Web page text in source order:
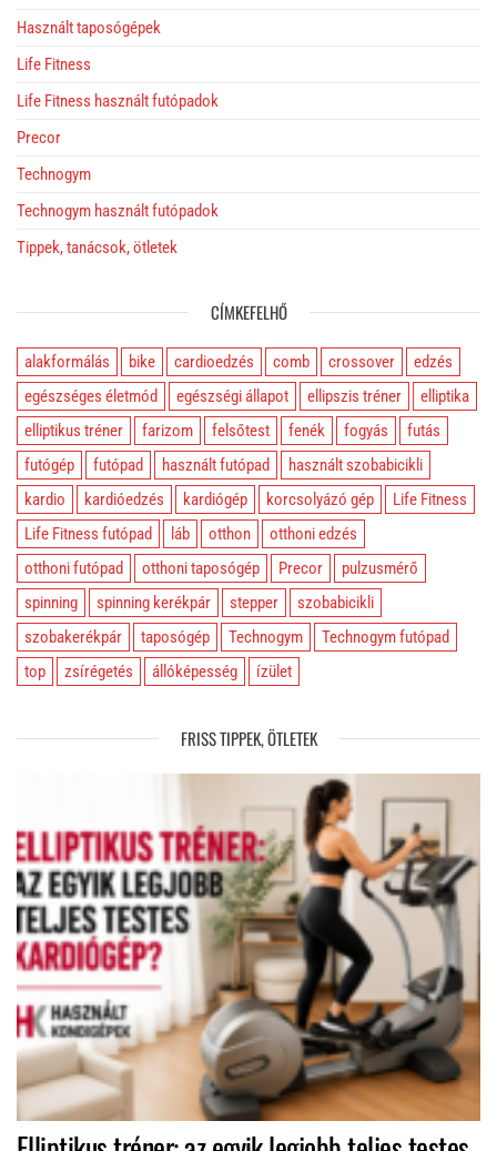
Használt taposógépek
Life Fitness
Life Fitness használt futópadok
Precor
Technogym
Technogym használt futópadok
Tippek, tanácsok, ötletek
CÍMKEFELHŐ
alakformálás bike cardioedzés comb crossover
edzés
egészséges életmód
egészségi állapot ellipszis tréner
elliptika
elliptikus tréner
farizom felsőtest fenék fogyás
futás
futógép
futópad használt futópad
használt szobabicikli
kardio
kardióedzés kardiógép korcsolyázó gép
Life Fitness
Life Fitness futópad
láb otthon
otthoni edzés
otthoni futópad
otthoni taposógép Precor
pulzusmérő
spinning
spinning kerékpár stepper
szobabicikli
szobakerékpár
taposógép Technogym
Technogym futópad
top
zsírégetés állóképesség ízület
FRISS TIPPEK, ÖTLETEK